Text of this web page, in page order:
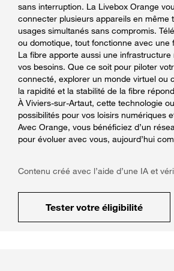
sans interruption. La Livebox Orange
connecter plusieurs appareils en même
usages simultanés sans compromis.
ou domotique, tout fonctionne avec une
La fibre apporte aussi une
vos besoins. Que ce soit pour piloter
connecté, explorer un monde virtuel ou
la rapidité et la stabilité de la fibre
À Viviers-sur-Artaut, cette technologie
possibilités pour vos loisirs numériques
Avec Orange, vous bénéficiez d’un
pour évoluer avec vous, aujourd’hui
Contenu créé avec l’aide d’une IA et
Tester votre éligibilité